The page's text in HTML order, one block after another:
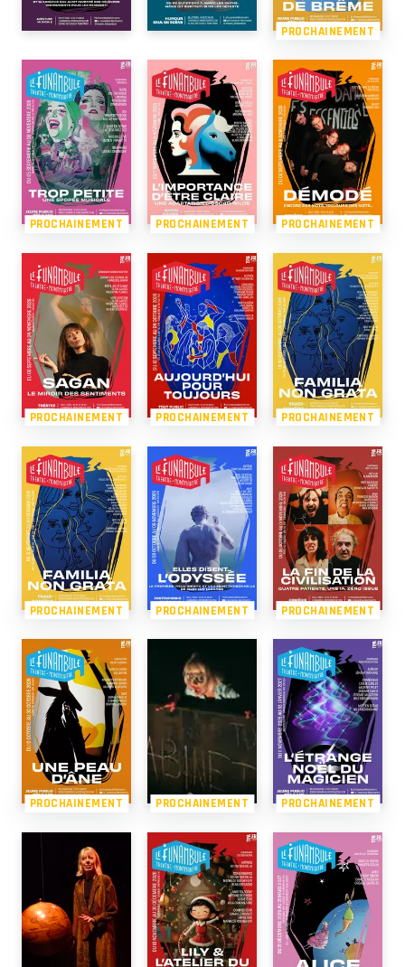
PROCHAINEMENT
PROCHAINEMENT PROCHAINEMENT PROCHAINEMENT
PROCHAINEMENT PROCHAINEMENT PROCHAINEMENT
PROCHAINEMENT PROCHAINEMENT PROCHAINEMENT
PROCHAINEMENT PROCHAINEMENT PROCHAINEMENT